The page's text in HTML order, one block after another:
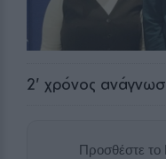
2' χρόνος
Προσθέστε το